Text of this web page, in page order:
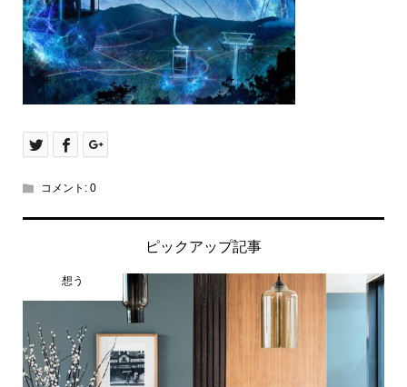
コメント: 0
ピックアップ記事
想う